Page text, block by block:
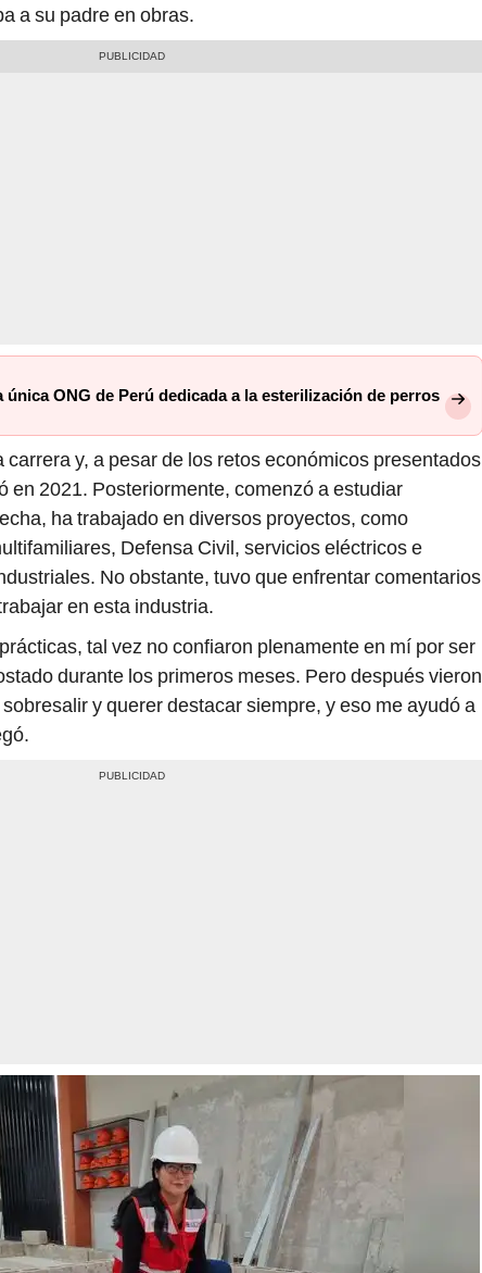
a su padre en obras.
única ONG de Perú dedicada a la esterilización de perros
carrera y, a pesar de los retos económicos presentados
en 2021. Posteriormente, comenzó a estudiar
ha trabajado en diversos proyectos, como
Defensa Civil, servicios eléctricos e
No obstante, tuvo que enfrentar comentarios
en esta industria.
tal vez no confiaron plenamente en mí por ser
durante los primeros meses. Pero después vieron
y querer destacar siempre, y eso me ayudó a